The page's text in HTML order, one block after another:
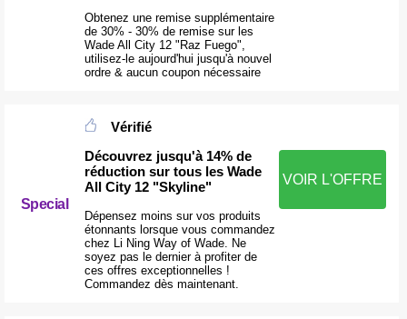
Obtenez une remise supplémentaire
de 30% - 30% de remise sur les
Wade All City 12 "Raz Fuego",
utilisez-le aujourd'hui jusqu'à nouvel
ordre & aucun coupon nécessaire
Special
Vérifié
Découvrez jusqu'à 14% de
réduction sur tous les Wade
All City 12 "Skyline"
Dépensez moins sur vos produits
étonnants lorsque vous commandez
chez Li Ning Way of Wade. Ne
soyez pas le dernier à profiter de
ces offres exceptionnelles !
Commandez dès maintenant.
VOIR L'OFFRE